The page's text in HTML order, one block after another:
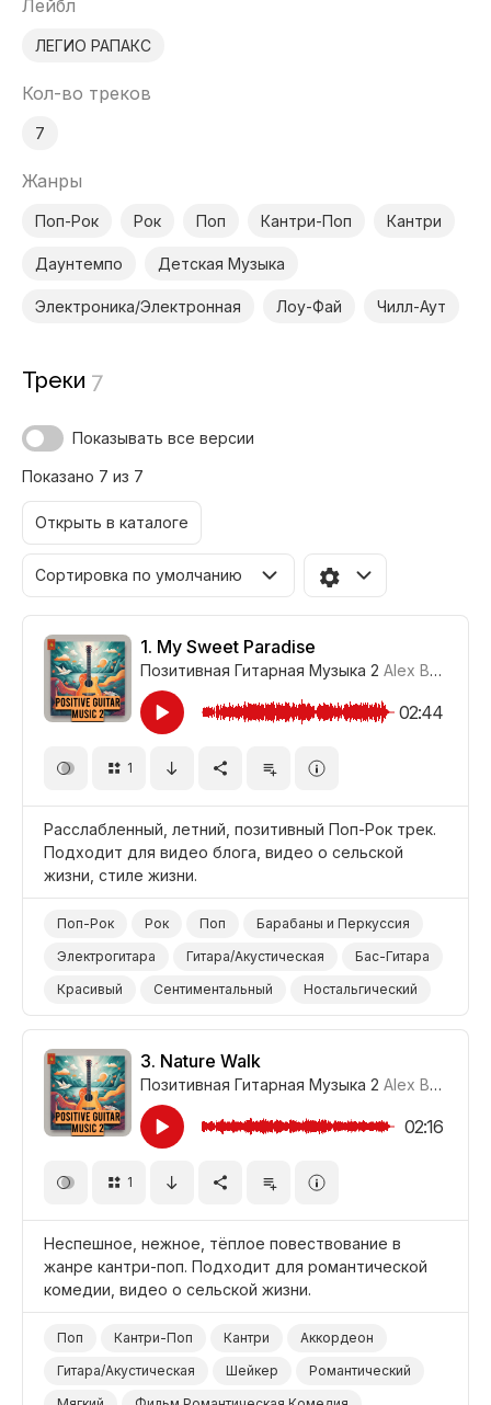
Лейбл
ЛЕГИО РАПАКС
Кол-во треков
7
Жанры
Поп-Рок Рок Поп Кантри-Поп Кантри
Даунтемпо Детская Музыка
Электроника/Электронная Лоу-Фай Чилл-Аут
Треки 7
Показывать все версии
Показано 7 из 7
Открыть в каталоге
Сортировка по умолчанию
1. My Sweet Paradise
Позитивная Гитарная Музыка 2 Alex Borg
02:44
1
Расслабленный, летний, позитивный Поп-Рок трек.
Подходит для видео блога, видео о сельской
жизни, стиле жизни.
Поп-Рок Рок Поп
Барабаны и Перкуссия
Электрогитара
Гитара/Акустическая
Бас-Гитара
Красивый
Сентиментальный
Ностальгический
Чистый
Позитивный
Видеоблог
Сельская/Деревенская Местность
Досуг/Стиль Жизни
3. Nature Walk
Позитивная Гитарная Музыка 2 Alex Borg
02:16
1
Неспешное, нежное, тёплое повествование в
жанре кантри-поп. Подходит для романтической
комедии, видео о сельской жизни.
Поп Кантри-Поп Кантри
Аккордеон
Гитара/Акустическая
Шейкер
Романтический